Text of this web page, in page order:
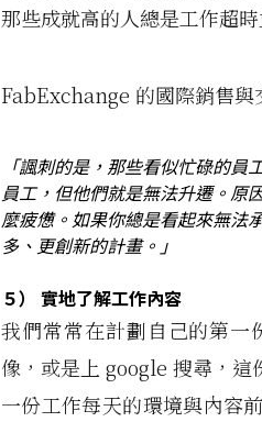
那些成就高的人總是工作超
FabExchange 的國際銷售
「諷刺的是，那些看似忙碌的
員工，但他們就是無法升遷。原
麼疲憊。如果你總是看起來無法
多、更創新的計畫。」
５） 實地了解工作內容
我們常常在計劃自己的第一
像，或是上 google 搜尋，
一份工作每天的環境與內容